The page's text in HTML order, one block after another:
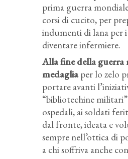
prima guerra
corsi di cucito, per
indumenti di lana per
diventare infermiere.
Alla fine della guerra
medagliaper lo zelo
portare avanti
“bibliotechine
ospedali, ai soldati
dal fronte, ideata e
sempre nell’ottica di
a chi soffriva anche